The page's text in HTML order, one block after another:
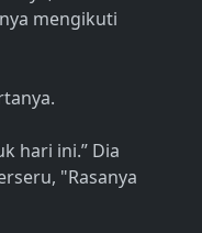
mengikuti
hari ini.” Dia
"Rasanya